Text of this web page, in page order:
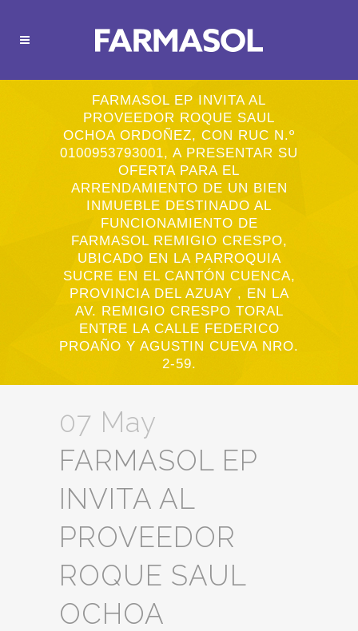
FARMASOL EP INVITA AL
PROVEEDOR ROQUE SAUL
OCHOA ORDOÑEZ, CON RUC N.º
0100953793001, A PRESENTAR SU
OFERTA PARA EL
ARRENDAMIENTO DE UN BIEN
INMUEBLE DESTINADO AL
FUNCIONAMIENTO DE
FARMASOL REMIGIO CRESPO,
UBICADO EN LA PARROQUIA
SUCRE EN EL CANTÓN CUENCA,
PROVINCIA DEL AZUAY , EN LA
AV. REMIGIO CRESPO TORAL
ENTRE LA CALLE FEDERICO
PROAÑO Y AGUSTIN CUEVA NRO.
2-59.
07 May
FARMASOL EP
INVITA AL
PROVEEDOR
ROQUE SAUL
OCHOA